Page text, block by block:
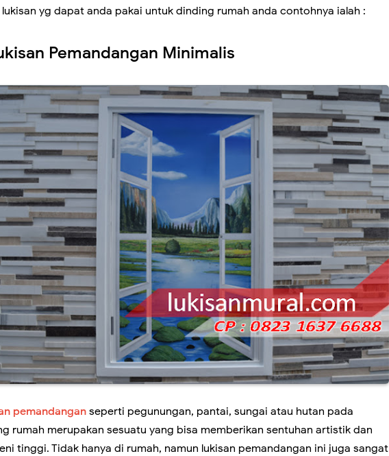
Lukisan Mural Tema Lingkungan Untuk Medukasi
Lukis Mural Dinding Berkualitas & Terbaru 2021
Jasa Lukis Mural Tiga Dimensi Berkualitas
Lukisan Mural Tangga Hiasi Ruangan Tanpa Mahal
Contoh Lukisan Mural Tema Taman Terbaik
Jasa Lukis Mural Simple & Modern Untuk Ruangan
Jasa Lukis Mural - Desain Tembok Interior
Biaya Pengaplikasian Lukisan Mural Cafe Terbaru 2021
Jasa Mural Cafe Dinding Murah dan Profesional
Lukisan Mural Cafe Art Berkualitas dan Terbaru
Inspirasi Desain Lukisan Mural Cafe Keren
Lukisan Mural Dinding Cafe Kekinian dan Kreatif
Jasa Lukis Art Mural Cafe di Jakarta Terpercaya
yg dapat anda pakai untuk dinding rumah anda contohnya ialah :
Pemandangan Minimalis
pemandanganseperti pegunungan, pantai, sungai atau hutan pada
rumah merupakan sesuatu yang bisa memberikan sentuhan artistik dan
tinggi. Tidak hanya di rumah, namun lukisan pemandangan ini juga sangat